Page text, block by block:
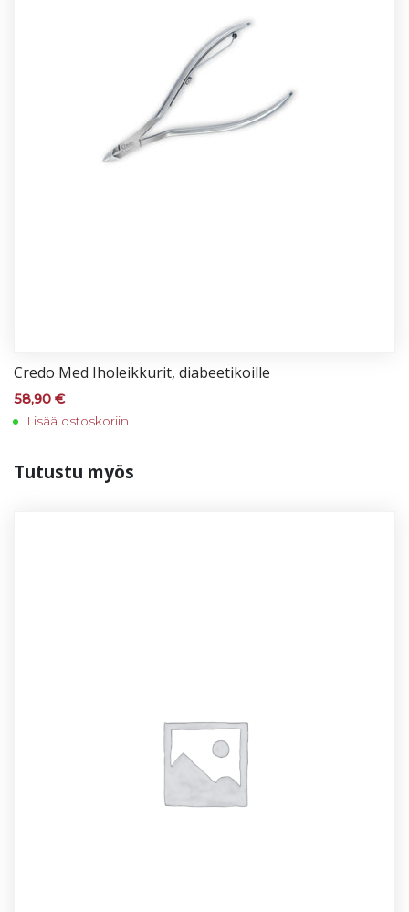
Cre­do Med Iho­leik­ku­rit, dia­bee­ti­koil­le
58,90 €
Lisää ostoskoriin
Tu­tus­tu myös